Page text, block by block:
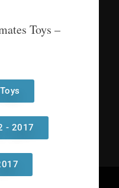
Toys –
- 2017